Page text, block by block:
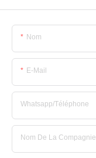
Nom
E-Mail
Whatsapp/Téléphone
Nom De La Compagnie